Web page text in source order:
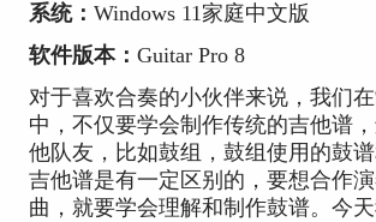
系统： Windows 11家庭中文版
软件版本： Guitar Pro 8
对于喜欢合奏的小伙伴来说，我们
中，不仅要学会制作传统的吉他谱
他队友，比如鼓组，鼓组使用的鼓
吉他谱是有一定区别的，要想合作
曲，就要学会理解和制作鼓谱。今